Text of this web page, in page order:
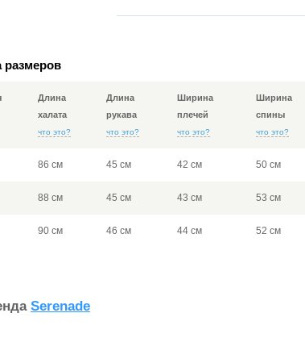
размеров
Длина
халата
что это?
Длина
рукава
что это?
Ширина
плечей
что это?
Ширина
спины
что это?
86 см 45 см 42 см 50 см
88 см 45 см 43 см 53 см
90 см 46 см 44 см 52 см
Serenade